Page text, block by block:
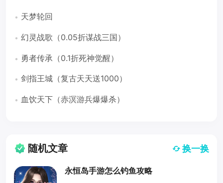
天梦轮回
幻灵战歌（0.05折谋战三国）
勇者传承（0.1折死神觉醒）
剑指王城（复古天天送1000）
血饮天下（赤溟游兵爆爆杀）
随机文章 换一换
永恒岛手游怎么钓鱼攻略